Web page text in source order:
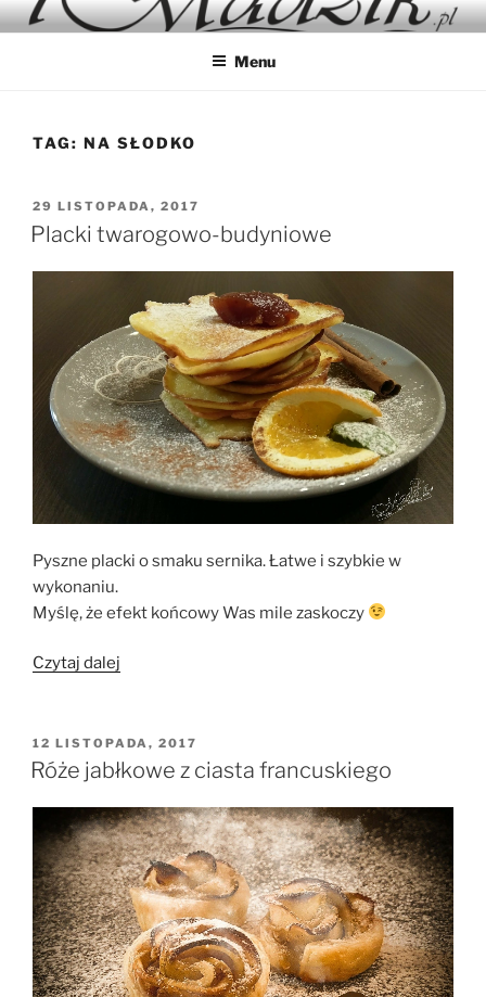
Przejdź
do
IMADZIK
Blog Kulinarny
Menu
TAG: NA SŁODKO
OPUBLIKOWANE
W
29 LISTOPADA, 2017
Placki twarogowo-budyniowe
Pyszne placki o smaku sernika. Łatwe i szybkie w
wykonaniu.
Myślę, że efekt końcowy Was mile zaskoczy
Czytaj dalej
OPUBLIKOWANE
W
12 LISTOPADA, 2017
Róże jabłkowe z ciasta francuskiego